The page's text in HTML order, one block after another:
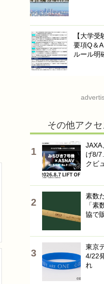
【大学
要項Q＆
ルール明
その他アク
JAXA
げ8/
クビ
素数
「素
協で
東京
4/22
れ